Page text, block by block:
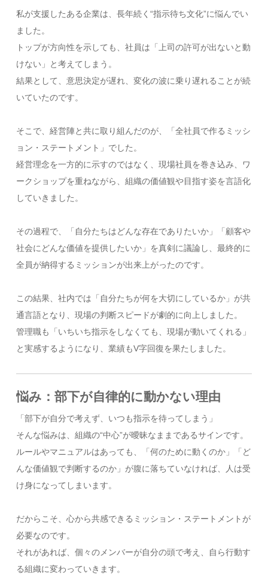
私が支援したある企業は、長年続く“指示待ち文化”に悩んでい
ました。
トップが方向性を示しても、社員は「上司の許可が出ないと動
けない」と考えてしまう。
結果として、意思決定が遅れ、変化の波に乗り遅れることが続
いていたのです。
そこで、経営陣と共に取り組んだのが、「全社員で作るミッシ
ョン・ステートメント」でした。
経営理念を一方的に示すのではなく、現場社員を巻き込み、ワ
ークショップを重ねながら、組織の価値観や目指す姿を言語化
していきました。
その過程で、「自分たちはどんな存在でありたいか」「顧客や
社会にどんな価値を提供したいか」を真剣に議論し、最終的に
全員が納得するミッションが出来上がったのです。
この結果、社内では「自分たちが何を大切にしているか」が共
通言語となり、現場の判断スピードが劇的に向上しました。
管理職も「いちいち指示をしなくても、現場が動いてくれる」
と実感するようになり、業績もV字回復を果たしました。
悩み：部下が自律的に動かない理由
「部下が自分で考えず、いつも指示を待ってしまう」
そんな悩みは、組織の“中心”が曖昧なままであるサインです。
ルールやマニュアルはあっても、「何のために動くのか」「ど
んな価値観で判断するのか」が腹に落ちていなければ、人は受
け身になってしまいます。
だからこそ、心から共感できるミッション・ステートメントが
必要なのです。
それがあれば、個々のメンバーが自分の頭で考え、自ら行動す
る組織に変わっていきます。